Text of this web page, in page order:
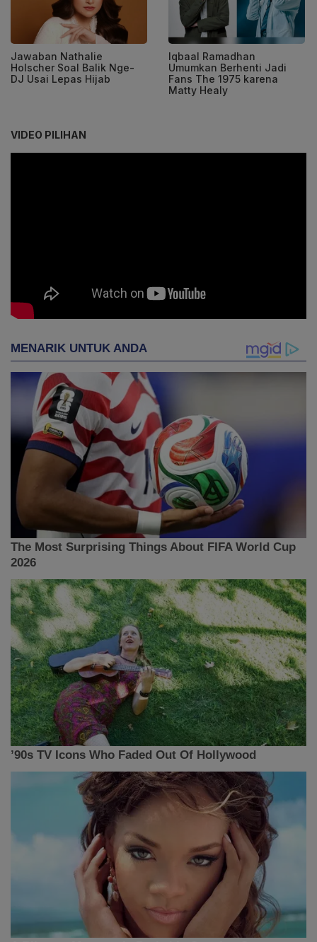
Jawaban Nathalie
Holscher Soal Balik Nge-
DJ Usai Lepas Hijab
Iqbaal Ramadhan
Umumkan Berhenti Jadi
Fans The 1975 karena
Matty Healy
VIDEO PILIHAN